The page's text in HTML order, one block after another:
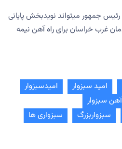
رئیس جمهور میتواند نویدبخش پایانی
غرب خراسان برای راه آهن نیمه
امید سبزوار
امیدسبزوار
آهن سبزوار
سبزواربزرگ
سبزواری ها